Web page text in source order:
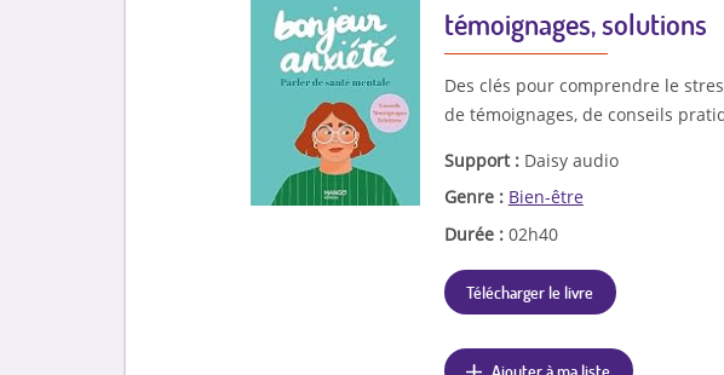
témoignages, solutions
Des clés pour comprendre le
de témoignages, de conseils
Support : Daisy audio
Genre : Bien-être
Durée : 02h40
Télécharger le livre
Ajouter à ma liste